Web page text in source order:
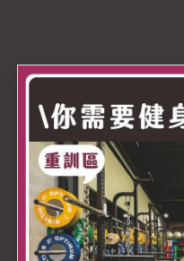
人限購10堂，快點手